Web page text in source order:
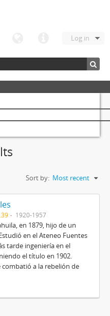
Log in
Sort by: Most recent
1920-1957
en 1879, hijo de un
en el Ateneo Fuentes
tarde ingeniería en el
el título en 1902.
a la rebelión de